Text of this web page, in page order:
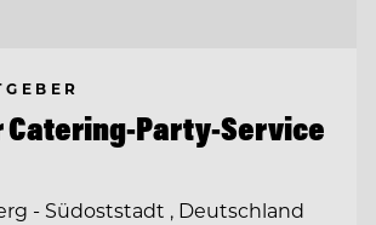
Catering-Party-Service
- Südoststadt , Deutschland